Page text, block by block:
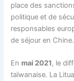
place des
politique et de
responsables
de séjour en Chine.
En mai 2021, le
taïwanaise. La